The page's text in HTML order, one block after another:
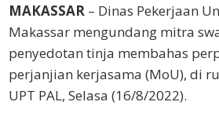
MAKASSAR – Dinas Pekerjaan
Makassar mengundang mitra
penyedotan tinja membahas
perjanjian kerjasama (MoU), di
UPT PAL, Selasa (16/8/2022).